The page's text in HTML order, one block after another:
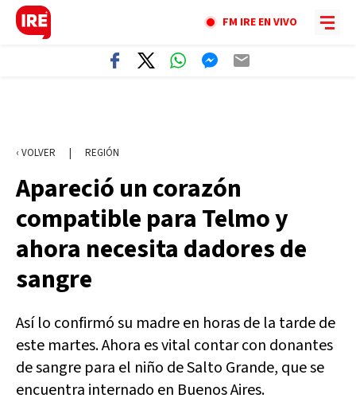
FM IRE EN VIVO
‹ VOLVER | REGIÓN
Apareció un corazón
compatible para Telmo y
ahora necesita dadores de
sangre
Así lo confirmó su madre en horas de la tarde de
este martes. Ahora es vital contar con donantes
de sangre para el niño de Salto Grande, que se
encuentra internado en Buenos Aires.